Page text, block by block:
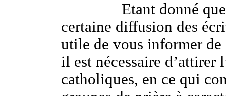
Etant donné que
certaine diffusion des
utile de vous informer de
il est nécessaire d’attirer
catholiques, en ce qui